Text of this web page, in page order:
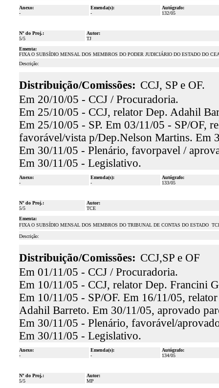
Anexo:
-
Emenda(s):
-
Autógrafo:
132/05
Nº do Proj.:
5/5
Autor:
TJ
Ementa:
FIXA O SUBSÍDIO MENSAL DOS MEMBROS DO PODER JUDICIÁRIO DO ESTADO DO
Descrição:
Distribuição/Comissões: CCJ, SP e OF.
Em 20/10/05 - CCJ / Procuradoria.
Em 25/10/05 - CCJ, relator Dep. Adahil
Em 25/10/05 - SP. Em 03/11/05 - SP/OF,
favorável/vista p/Dep.Nelson Martins. Em
Em 30/11/05 - Plenário, favorpavel /
Em 30/11/05 - Legislativo.
Anexo:
-
Emenda(s):
-
Autógrafo:
133/05
Nº do Proj.:
5/5
Autor:
TCE
Ementa:
FIXA O SUBSÍDIO MENSAL DOS MEMBROS DO TRIBUNAL DE CONTAS DO ESTADO 
Descrição:
Distribuição/Comissões: CCJ,SP e OF
Em 01/11/05 - CCJ / Procuradoria.
Em 10/11/05 - CCJ, relator Dep. Francini
Em 10/11/05 - SP/OF. Em 16/11/05,
Adahil Barreto. Em 30/11/05, aprovado
Em 30/11/05 - Plenário, favorável/
Em 30/11/05 - Legislativo.
Anexo:
-
Emenda(s):
-
Autógrafo:
134/05
Nº do Proj.:
5/5
Autor:
MP